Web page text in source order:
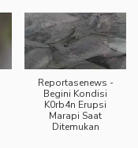
Reportasenews -
Begini Kondisi
K0rb4n Erupsi
Marapi Saat
Ditemukan